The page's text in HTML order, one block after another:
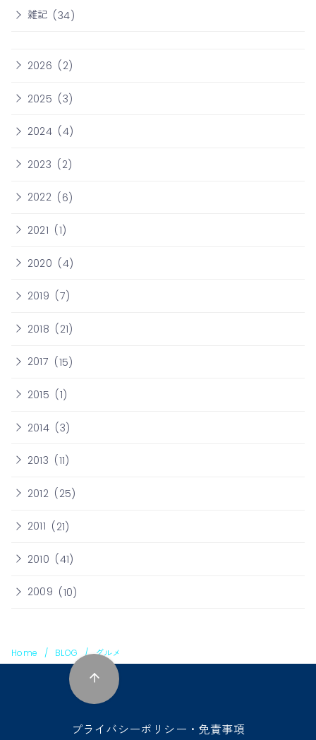
雑記 (34)
2026 (2)
2025 (3)
2024 (4)
2023 (2)
2022 (6)
2021 (1)
2020 (4)
2019 (7)
2018 (21)
2017 (15)
2015 (1)
2014 (3)
2013 (11)
2012 (25)
2011 (21)
2010 (41)
2009 (10)
Home BLOG グルメ
プライバシーポリシー・免責事項